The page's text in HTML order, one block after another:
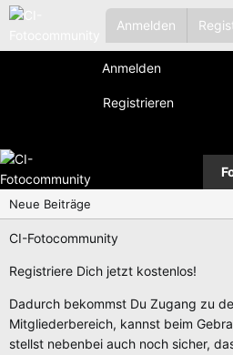
Anmelden
Anmelden
Registrieren
Neue Beiträge
CI-Fotocommunity
Registriere Dich jetzt kostenlos!
Dadurch bekommst Du Zugang zu
Mitgliederbereich, kannst beim
stellst nebenbei auch noch sicher,